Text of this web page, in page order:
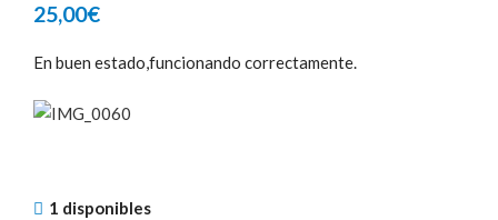
25,00€
En buen estado,funcionando correctamente.
1 disponibles